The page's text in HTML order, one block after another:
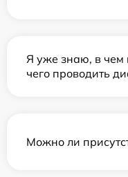
Я уже знаю, в чем
чего проводить
Можно ли